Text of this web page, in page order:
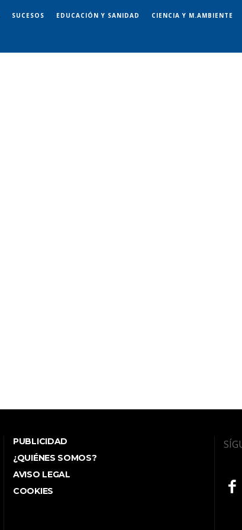
SUCESOS EDUCACIÓN Y SANIDAD CIENCIA Y M.AMBIENTE
PUBLICIDAD
¿QUIÉNES SOMOS?
AVISO LEGAL
COOKIES